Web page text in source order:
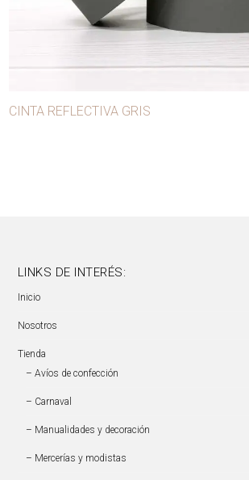
CINTA REFLECTIVA GRIS
LINKS DE INTERÉS:
Inicio
Nosotros
Tienda
– Avíos de confección
– Carnaval
– Manualidades y decoración
– Mercerías y modistas